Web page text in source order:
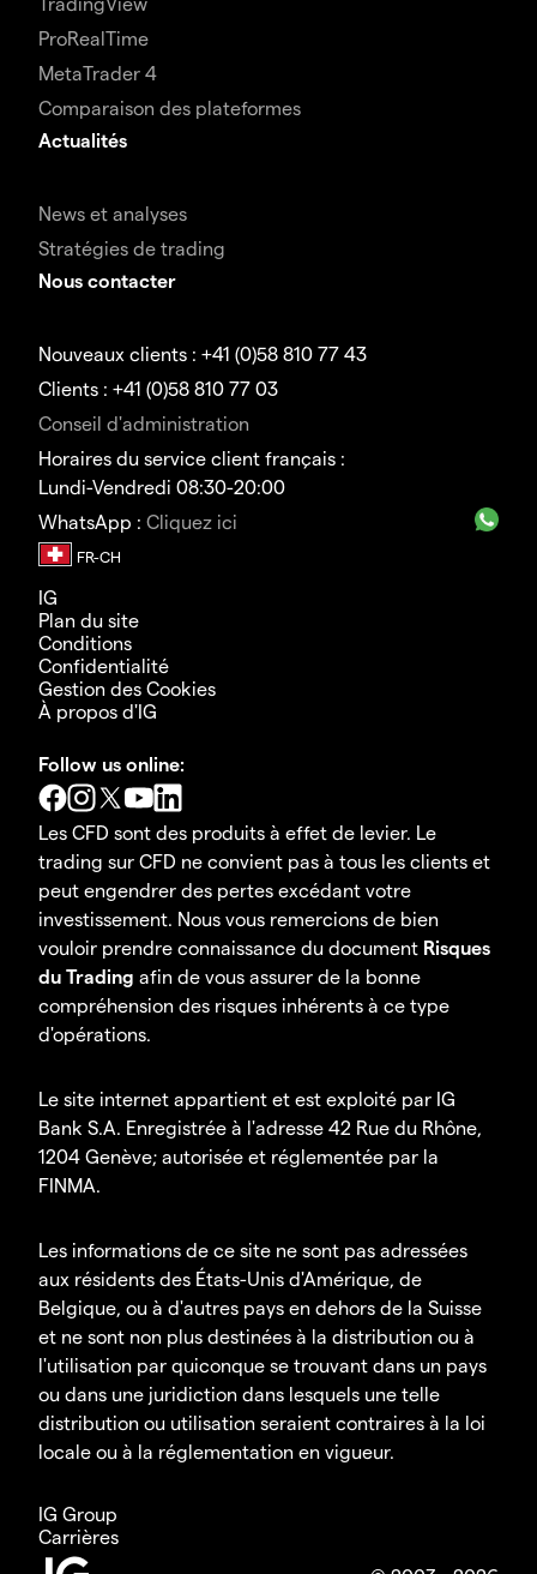
ProRealTime
MetaTrader 4
Comparaison des plateformes
Actualités
News et analyses
Stratégies de trading
Nous contacter
Nouveaux clients : +41 (0)58 810 77 43
Clients : +41 (0)58 810 77 03
Conseil d'administration
Horaires du service client français :
Lundi-Vendredi 08:30-20:00
WhatsApp : Cliquez ici
IG
Plan du site
Conditions
Confidentialité
Gestion des Cookies
À propos d'IG
Follow us online:
Les CFD sont des produits à effet de levier. Le
trading sur CFD ne convient pas à tous les clients et
peut engendrer des pertes excédant votre
investissement. Nous vous remercions de bien
vouloir prendre connaissance du document Risques
du Trading afin de vous assurer de la bonne
compréhension des risques inhérents à ce type
d'opérations.
Le site internet appartient et est exploité par IG
Bank S.A. Enregistrée à l'adresse 42 Rue du Rhône,
1204 Genève; autorisée et réglementée par la
FINMA.
Les informations de ce site ne sont pas adressées
aux résidents des États-Unis d'Amérique, de
Belgique, ou à d'autres pays en dehors de la Suisse
et ne sont non plus destinées à la distribution ou à
l'utilisation par quiconque se trouvant dans un pays
ou dans une juridiction dans lesquels une telle
distribution ou utilisation seraient contraires à la loi
locale ou à la réglementation en vigueur.
IG Group
Carrières